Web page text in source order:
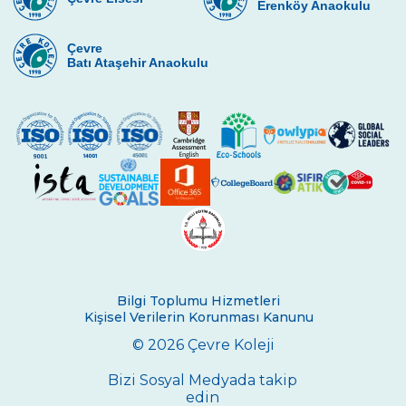
Çevre Lisesinde Yüzme Başarısı
“Çevre”nin Sihirbazları
İstanbul Bilim Olimpiyatlarında Fizik
Lise Kız Yüzme Takımımızdan Başarı
Toprak Günü Etkinlikleri
Geleneksel 11. Sınıflar İngilizce Münazara
Çevre Lisesinde Mangala Turnuvası
Çevre Lisesi Uluslararası Sertifika Töreni
29 Ekim Cumhuriyet Bayramı Çelenk
Erenköy Anaokulu
Çevre
Batı Ataşehir Anaokulu
Bilgi Toplumu Hizmetleri
Kişisel Verilerin Korunması Kanunu
© 2026 Çevre Koleji
Bizi Sosyal Medyada takip
edin